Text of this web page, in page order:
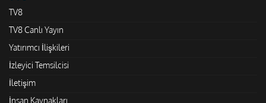
TV8
TV8 Canlı Yayın
Yatırımcı İlişkileri
İzleyici Temsilcisi
İletişim
İnsan Kaynakları